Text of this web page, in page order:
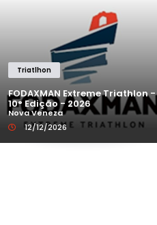
NORTE
28K
29K
Triatlhon
FODAXMAN Extreme Triathlon -
10° Edição - 2026
Nova Veneza
12/12/2026